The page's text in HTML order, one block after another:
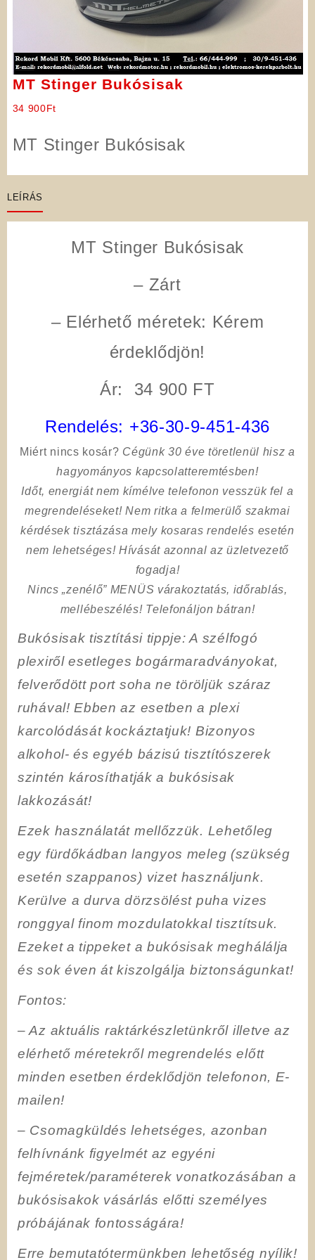
MT Stinger Bukósisak
34 900Ft
MT Stinger Bukósisak
LEÍRÁS
MT Stinger Bukósisak
– Zárt
– Elérhető méretek: Kérem
érdeklődjön!
Ár: 34 900 FT
Rendelés: +36-30-9-451-436
Miért nincs kosár? Cégünk 30 éve töretlenül hisz a
hagyományos kapcsolatteremtésben!
Időt, energiát nem kímélvetelefonon vesszük fel a
megrendeléseket! Nem ritka a felmerülő szakmai
kérdések tisztázása mely kosaras rendelés esetén
nem lehetséges! Hívását azonnal az üzletvezető
fogadja!
Nincs „zenélő” MENÜS várakoztatás, időrablás,
mellébeszélés! Telefonáljon bátran!
Bukósisak tisztítási tippje: A szélfogó
plexiről esetleges bogármaradványokat,
felverődött port soha ne töröljük száraz
ruhával! Ebben az esetben a plexi
karcolódását kockáztatjuk! Bizonyos
alkohol- és egyéb bázisú tisztítószerek
szintén károsíthatják a bukósisak
lakkozását!
Ezek használatát mellőzzük. Lehetőleg
egy fürdőkádban langyos meleg (szükség
esetén szappanos) vizet használjunk.
Kerülve a durva dörzsölést puha vizes
ronggyal finom mozdulatokkal tisztítsuk.
Ezeket a tippeket a bukósisak meghálálja
és sok éven át kiszolgálja biztonságunkat!
Fontos:
–Az aktuális raktárkészletünkről illetve az
elérhető méretekről megrendelés előtt
minden esetben érdeklődjön telefonon, E-
mailen!
– Csomagküldés lehetséges, azonban
felhívnánk figyelmét az egyéni
fejméretek/paraméterek vonatkozásában a
bukósisakok vásárlás előtti személyes
próbájának fontosságára!
Erre bemutatótermünkben lehetőség nyílik!